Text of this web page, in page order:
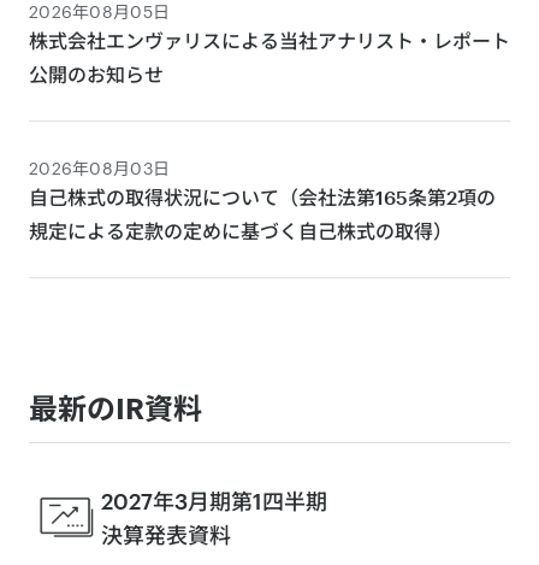
2026年08月05日
株式会社エンヴァリスによる当社アナリスト・レポート
公開のお知らせ
2026年08月03日
自己株式の取得状況について（会社法第165条第2項の
規定による定款の定めに基づく自己株式の取得）
最新のIR資料
2027年3月期第1四半期
決算発表資料